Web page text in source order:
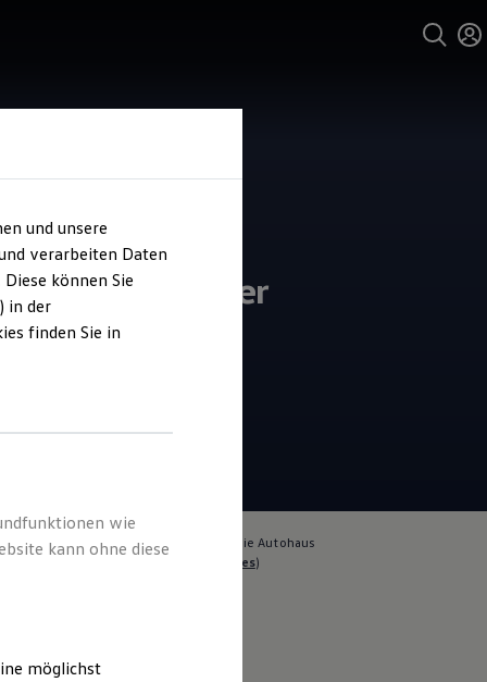
Service
Schnitzler
4.5| 55 Bewertungen
für die Inhalte auf dieser Seite ist die Autohaus
Impressum & Rechtliches)
und unsere
verarbeiten Daten
können Sie
in der
finden Sie in
wie
kann ohne diese
möglichst